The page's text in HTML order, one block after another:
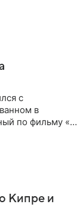
с
в
по фильму «О
Кипре и